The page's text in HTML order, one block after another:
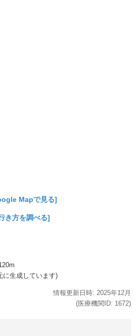
Mapで見る]
き方を調べる]
に生成しています)
情報更新日時: 2025年12月
(医療機関ID: 1672)